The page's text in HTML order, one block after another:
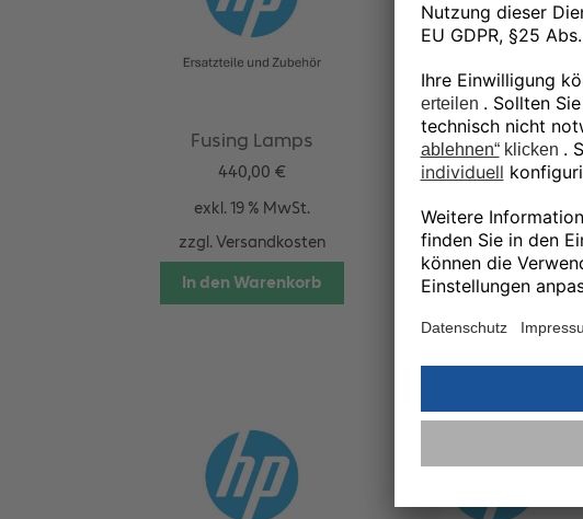
Fusing Lamps
440,00 €
exkl. 19 % MwSt.
zzgl. Versandkosten
In den Warenkorb
Hand Air Blower for
Processing Stations
exkl. 19 % MwSt.
zzgl.Versandkosten
In den Warenkorb